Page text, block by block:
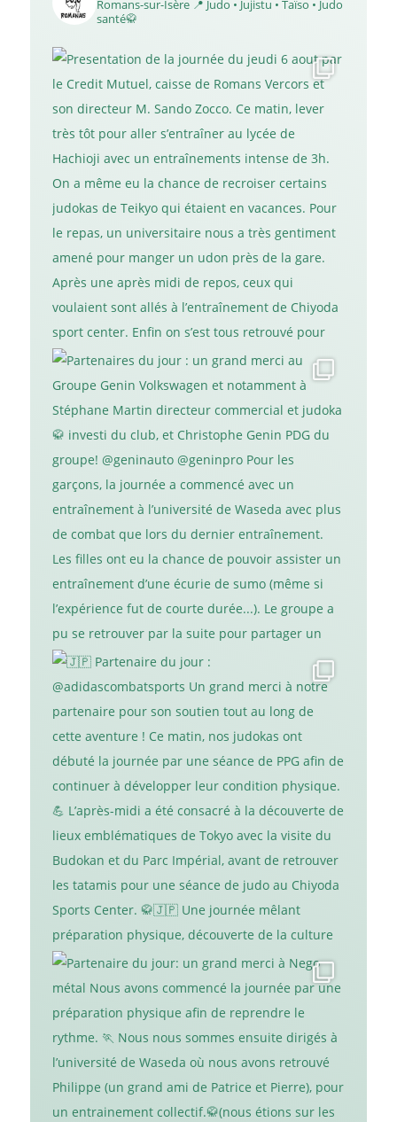
Romans-sur-Isère 📍 Judo • Jujistu • Taïso • Judo
santé🥋